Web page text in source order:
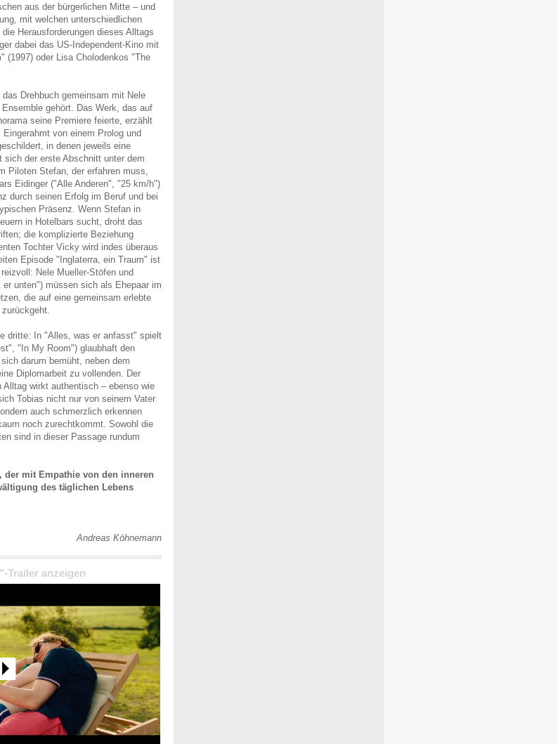
aus der bürgerlichen Mitte – und
mit welchen unterschiedlichen
Herausforderungen dieses Alltags
dabei das US-Independent-Kino mit
(1997) oder Lisa Cholodenkos "The
Drehbuch gemeinsam mit Nele
gehört. Das Werk, das auf
seine Premiere feierte, erzählt
von einem Prolog und
in denen jeweils eine
der erste Abschnitt unter dem
Piloten Stefan, der erfahren muss,
Eidinger ("Alle Anderen", "25 km/h")
durch seinen Erfolg im Beruf und bei
Präsenz. Wenn Stefan in
in Hotelbars sucht, droht das
die komplizierte Beziehung
Tochter Vicky wird indes überaus
Episode "Inglaterra, ein Traum" ist
Nele Mueller-Stöfen und
unten") müssen sich als Ehepaar im
die auf eine gemeinsam erlebte
dritte: In "Alles, was er anfasst" spielt
"In My Room") glaubhaft den
darum bemüht, neben dem
Diplomarbeit zu vollenden. Der
wirkt authentisch – ebenso wie
Tobias nicht nur von seinem Vater
auch schmerzlich erkennen
noch zurechtkommt. Sowohl die
sind in dieser Passage rundum
mit Empathie von den inneren
des täglichen Lebens
Andreas Köhnemann
Trailer anzeigen